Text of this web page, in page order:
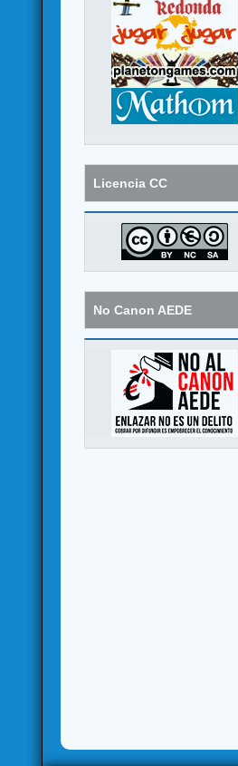
Licencia CC
No Canon AEDE